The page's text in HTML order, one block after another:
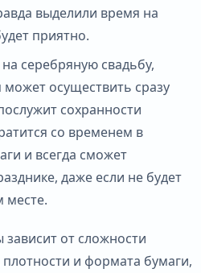
выделили время на
приятно.
серебряную свадьбу,
осуществить сразу
сохранности
со временем в
и всегда сможет
даже если не будет
месте.
от сложности
и формата бумаги,